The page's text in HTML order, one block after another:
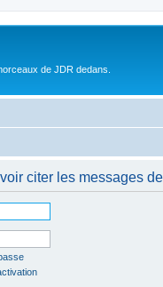
de JDR dedans.
citer les messages